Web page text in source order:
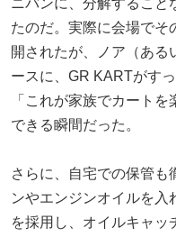
たのだ。実際に会場でそ
開されたが、ノア（ある
ースに、GR KARTがす
「これが家族でカート
できる瞬間だった。
さらに、自宅での保管も
ンやエンジンオイルを入
を採用し、オイルキャッ